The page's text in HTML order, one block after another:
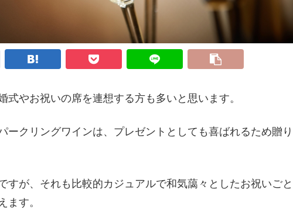
式やお祝いの席を連想する方も多いと思います。
ークリングワインは、プレゼントとしても喜ばれるため贈り
すが、それも比較的カジュアルで和気藹々としたお祝いごと
ます。